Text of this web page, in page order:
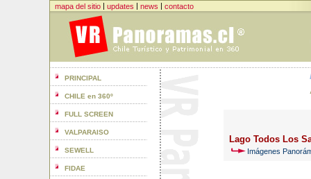
mapa del sitio| updates | news | contacto
PRINCIPAL
CHILE en 360º
FULL SCREEN
VALPARAISO
SEWELL
FIDAE
Lago Todos Los
Imágenes